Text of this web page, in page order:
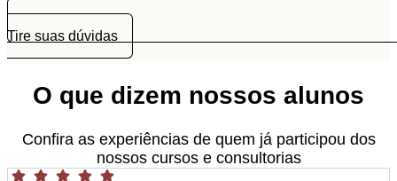
Tire suas dúvidas
O que dizem nossos alunos
Confira as experiências de quem já participou dos
nossos cursos e consultorias